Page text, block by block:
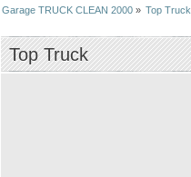
Garage TRUCK CLEAN 2000» Top Truck
Top Truck